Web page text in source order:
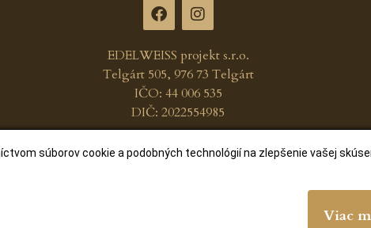
EDELWEISS projekt s.r.o.
Telgárt 505, 976 73 Telgárt
IČO: 44 006 535
DIČ: 2022554985
© 2020 – 2026 Telgart.sk, vytvorilLukáš Šleboda
súborov cookie a podobných technológií na zlepšenie vašej
Viac